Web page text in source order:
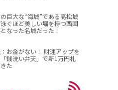
巨大な“海城”である高松城
ぐほど美しい堀を持つ西国
なった名城だった！
お金がない！ 財運アップを
銭洗い弁天」で新1万円札
た